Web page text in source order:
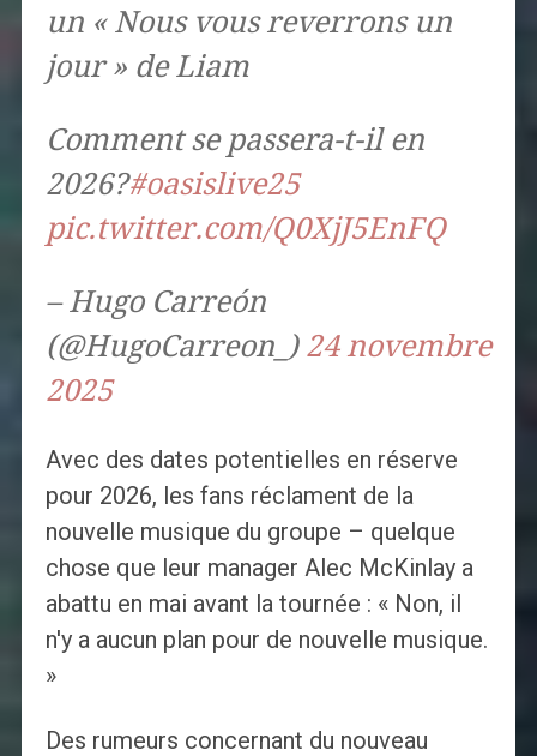
un « Nous vous reverrons un
jour » de Liam
Comment se passera-t-il en
2026?#oasislive25
pic.twitter.com/Q0XjJ5EnFQ
– Hugo Carreón
(@HugoCarreon_) 24 novembre
2025
Avec des dates potentielles en réserve
pour 2026, les fans réclament de la
nouvelle musique du groupe – quelque
chose que leur manager Alec McKinlay a
abattu en mai avant la tournée : « Non, il
n'y a aucun plan pour de nouvelle musique.
»
Des rumeurs concernant du nouveau